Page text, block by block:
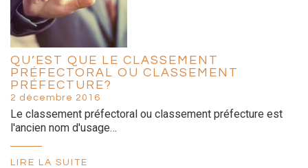
QU’EST QUE LE CLASSEMENT
PRÉFECTORAL OU CLASSEMENT
PRÉFECTURE?
2 décembre 2016
Le classement préfectoral ou classement préfecture est
l'ancien nom d'usage…
LIRE LA SUITE